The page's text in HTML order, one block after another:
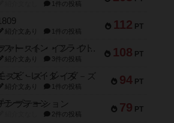
1件の投稿
112 PT
紹介文あり 1件の投稿
108 PT
ファースト・イン・フライト
紹介文あり 3件の投稿
94 PT
ズビ－ズ・レイダ－ズ
紹介文あり 1件の投稿
79 PT
ンプテーション
2件の投稿